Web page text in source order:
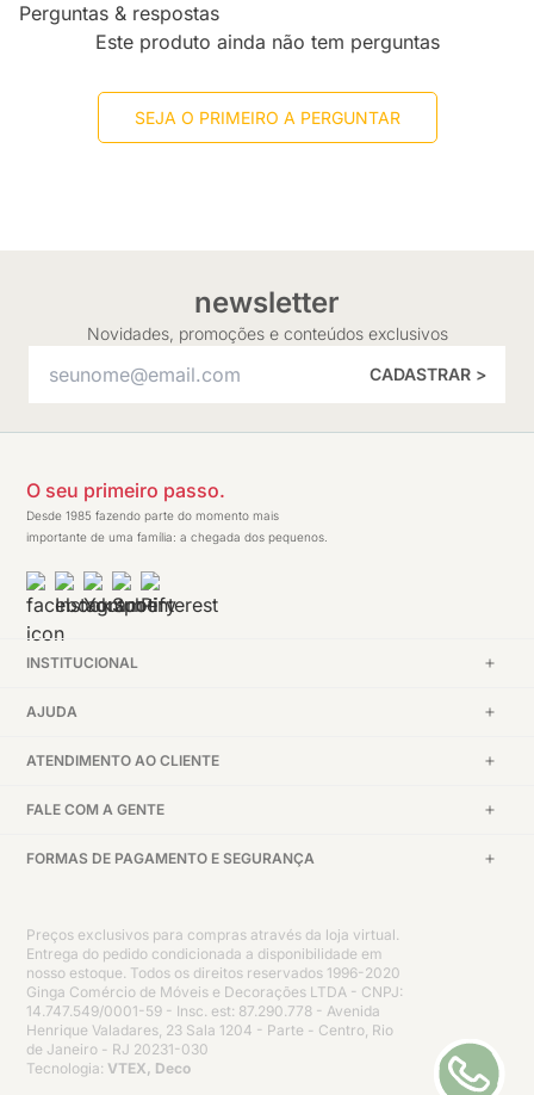
Perguntas & respostas
Este produto ainda não tem perguntas
SEJA O PRIMEIRO A PERGUNTAR
newsletter
Novidades, promoções e conteúdos exclusivos
CADASTRAR >
O seu primeiro passo.
Desde 1985 fazendo parte do momento mais
importante de uma família: a chegada dos pequenos.
INSTITUCIONAL
AJUDA
ATENDIMENTO AO CLIENTE
FALE COM A GENTE
FORMAS DE PAGAMENTO E SEGURANÇA
Preços exclusivos para compras através da loja virtual.
Entrega do pedido condicionada a disponibilidade em
nosso estoque. Todos os direitos reservados 1996-2020
Ginga Comércio de Móveis e Decorações LTDA - CNPJ:
14.747.549/0001-59 - Insc. est: 87.290.778 - Avenida
Henrique Valadares, 23 Sala 1204 - Parte - Centro, Rio
de Janeiro - RJ 20231-030
Tecnologia: VTEX, Deco